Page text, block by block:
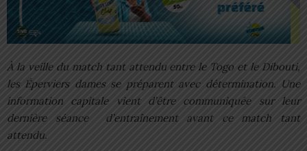
À la veille du match tant attendu entre le Togo et le Dibouti,
les Éperviers dames se préparent avec détermination. Une
information capitale vient d’être communiquée sur leur
dernière séance d’entraînement avant ce match tant
attendu.